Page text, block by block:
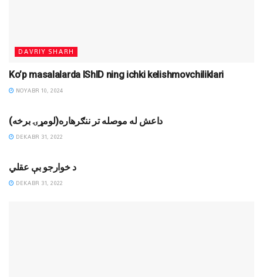
DAVRIY SHARH
Ko’p masalalarda IShID ning ichki kelishmovchiliklari
NOYABR 10, 2024
داعش له موصله تر ننګرهاره(لومړۍ برخه)
DEKABR 31, 2022
د خوارجو بې عقلي
DEKABR 31, 2022